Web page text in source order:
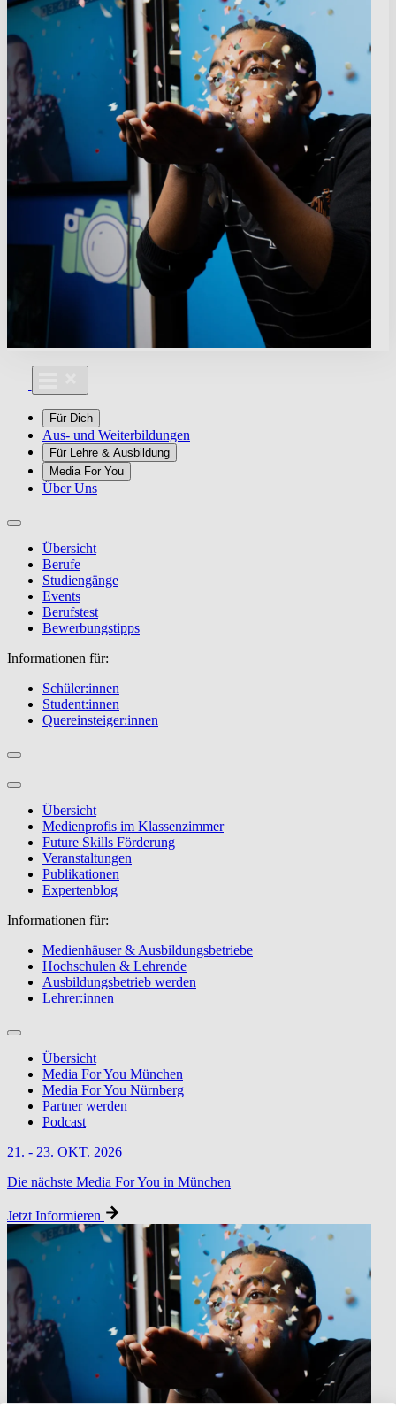
Für Dich
Aus- und Weiterbildungen
Für Lehre & Ausbildung
Media For You
Über Uns
Übersicht
Berufe
Studiengänge
Events
Berufstest
Bewerbungstipps
Informationen für:
Schüler:innen
Student:innen
Quereinsteiger:innen
Übersicht
Medienprofis im Klassenzimmer
Future Skills Förderung
Veranstaltungen
Publikationen
Expertenblog
Informationen für:
Medienhäuser & Ausbildungsbetriebe
Hochschulen & Lehrende
Ausbildungsbetrieb werden
Lehrer:innen
Übersicht
Media For You München
Media For You Nürnberg
Partner werden
Podcast
21. - 23. OKT. 2026
Die nächste Media For You in München
Jetzt Informieren